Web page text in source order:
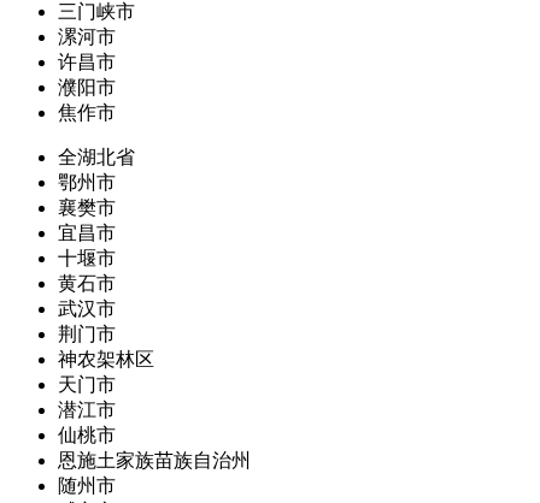
三门峡市
漯河市
许昌市
濮阳市
焦作市
全湖北省
鄂州市
襄樊市
宜昌市
十堰市
黄石市
武汉市
荆门市
神农架林区
天门市
潜江市
仙桃市
恩施土家族苗族自治州
随州市